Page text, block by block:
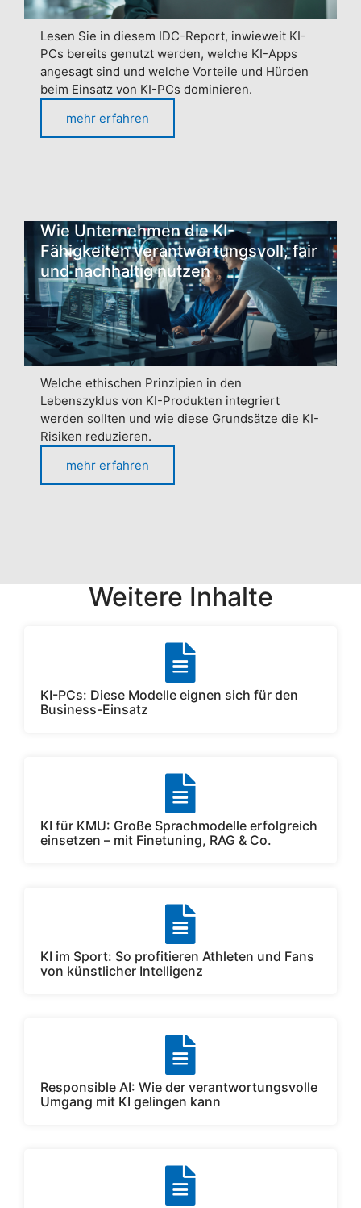
Lesen Sie in diesem IDC-Report, inwieweit KI-
PCs bereits genutzt werden, welche KI-Apps
angesagt sind und welche Vorteile und Hürden
beim Einsatz von KI-PCs dominieren.
mehr erfahren
Wie Unternehmen die KI-
Fähigkeiten verantwortungsvoll, fair
und nachhaltig nutzen
Welche ethischen Prinzipien in den
Lebenszyklus von KI-Produkten integriert
werden sollten und wie diese Grundsätze die KI-
Risiken reduzieren.
mehr erfahren
Weitere Inhalte
KI-PCs: Diese Modelle eignen sich für den
Business-Einsatz
KI für KMU: Große Sprachmodelle erfolgreich
einsetzen – mit Finetuning, RAG & Co.
KI im Sport: So profitieren Athleten und Fans
von künstlicher Intelligenz
Responsible AI: Wie der verantwortungsvolle
Umgang mit KI gelingen kann